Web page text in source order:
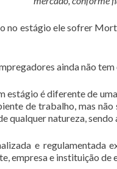
no estágio ele sofrer
ainda não
estágio é diferente de
de trabalho, mas
qualquer natureza,
e regulamentada
empresa e instituição de